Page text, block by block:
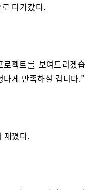
다가갔다.
젝트를 보여드리겠습
게 만족하실 겁니다.”
재꼈다.